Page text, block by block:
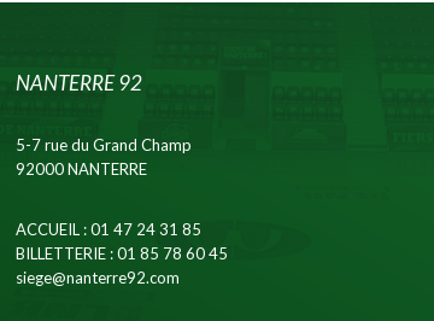
NANTERRE 92
5-7 rue du Grand Champ
92000 NANTERRE
ACCUEIL : 01 47 24 31 85
BILLETTERIE : 01 85 78 60 45
siege@nanterre92.com